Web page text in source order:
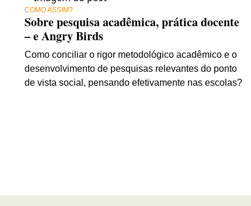
COMO ASSIM?
Sobre pesquisa acadêmica, prática docente
– e Angry Birds
Como conciliar o rigor metodológico acadêmico e o
desenvolvimento de pesquisas relevantes do ponto
de vista social, pensando efetivamente nas escolas?